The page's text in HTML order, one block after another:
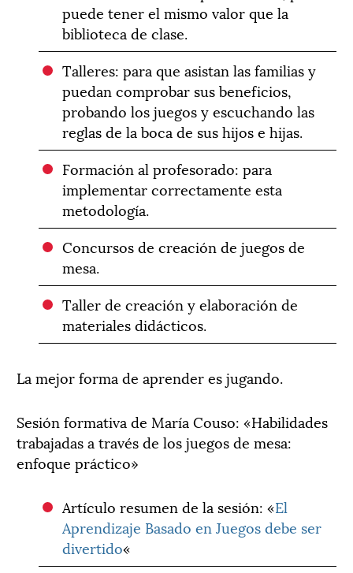
puede tener el mismo valor que la
biblioteca de clase.
Talleres: para que asistan las familias y
puedan comprobar sus beneficios,
probando los juegos y escuchando las
reglas de la boca de sus hijos e hijas.
Formación al profesorado: para
implementar correctamente esta
metodología.
Concursos de creación de juegos de
mesa.
Taller de creación y elaboración de
materiales didácticos.
La mejor forma de aprender es jugando.
Sesión formativa de María Couso: «Habilidades
trabajadas a través de los juegos de mesa:
enfoque práctico»
Artículo resumen de la sesión: «El
Aprendizaje Basado en Juegos debe ser
divertido«